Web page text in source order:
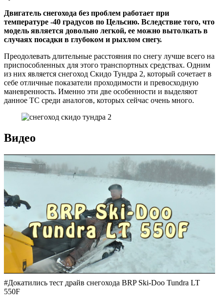
Двигатель снегохода без проблем работает при
температуре -40 градусов по Цельсию. Вследствие того, что
модель является довольно легкой, ее можно вытолкать в
случаях посадки в глубоком и рыхлом снегу.
Преодолевать длительные расстояния по снегу лучше всего на
приспособленных для этого транспортных средствах. Одним
из них является снегоход Скидо Тундра 2, который сочетает в
себе отличные показатели проходимости и превосходную
маневренность. Именно эти две особенности и выделяют
данное ТС среди аналогов, которых сейчас очень много.
Видео
#Докатились тест драйв снегохода BRP Ski-Doo Tundra LT
550F